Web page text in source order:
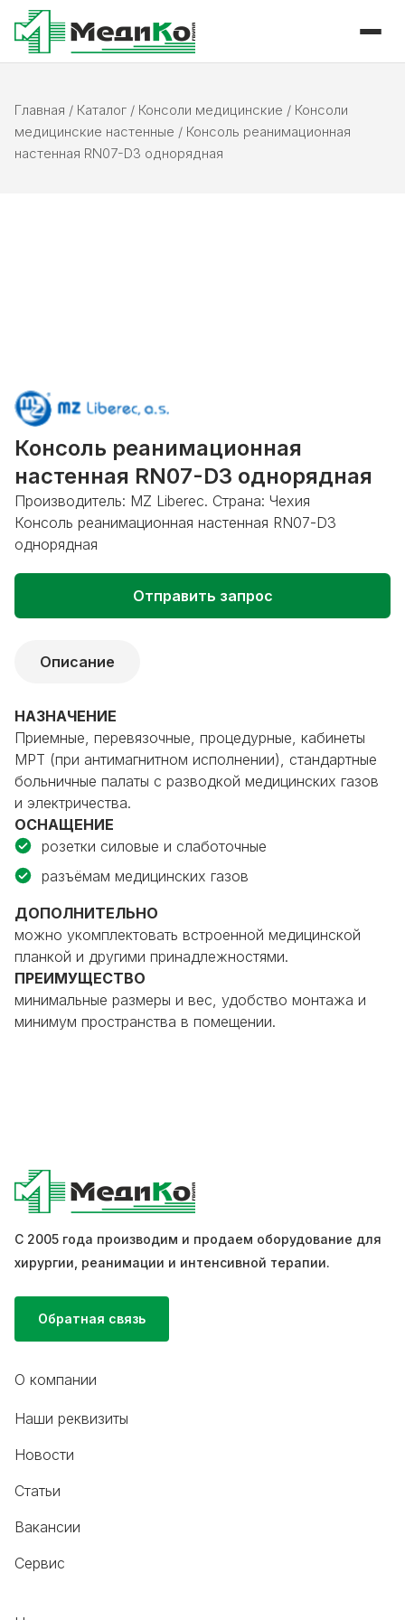
Главная / Каталог / Консоли медицинские / Консоли
медицинские настенные / Консоль реанимационная
настенная RN07-D3 однорядная
Консоль реанимационная
настенная RN07-D3 однорядная
Производитель: MZ Liberec. Страна: Чехия
Консоль реанимационная настенная RN07-D3
однорядная
Отправить запрос
Описание
НАЗНАЧЕНИЕ
Приемные, перевязочные, процедурные, кабинеты
МРТ (при антимагнитном исполнении), стандартные
больничные палаты с разводкой медицинских газов
и электричества.
ОСНАЩЕНИЕ
розетки силовые и слаботочные
разъёмам медицинских газов
ДОПОЛНИТЕЛЬНО
можно укомплектовать встроенной медицинской
планкой и другими принадлежностями.
ПРЕИМУЩЕСТВО
минимальные размеры и вес, удобство монтажа и
минимум пространства в помещении.
С 2005 года производим и продаем оборудование для
хирургии, реанимации и интенсивной терапии.
Обратная связь
О компании
Наши реквизиты
Новости
Статьи
Вакансии
Сервис